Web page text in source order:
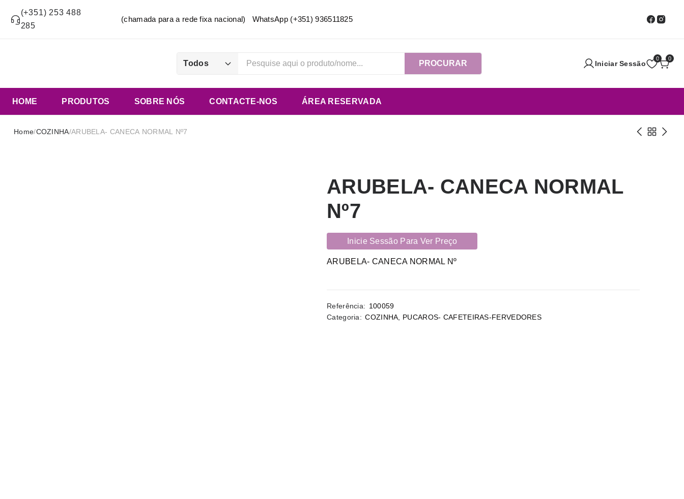
(+351) 253 488
285
(chamada para a rede fixa nacional) WhatsApp (+351) 936511825
Todos PROCURAR Iniciar Sessão
0 0
HOME PRODUTOS SOBRE NÓS CONTACTE-NOS ÁREA RESERVADA
Home/COZINHA/ARUBELA- CANECA NORMAL Nº7
ARUBELA- CANECA NORMAL
Nº7
Inicie Sessão Para Ver Preço
ARUBELA- CANECA NORMAL Nº
Referência: 100059
Categoria: COZINHA PUCAROS- CAFETEIRAS-FERVEDORES